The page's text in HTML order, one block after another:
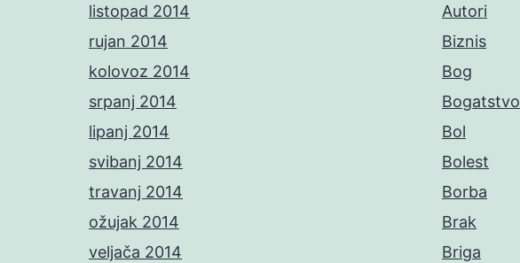
listopad 2014
rujan 2014
kolovoz 2014
srpanj 2014
lipanj 2014
svibanj 2014
travanj 2014
ožujak 2014
veljača 2014
Autori
Biznis
Bog
Bogatstvo
Bol
Bolest
Borba
Brak
Briga